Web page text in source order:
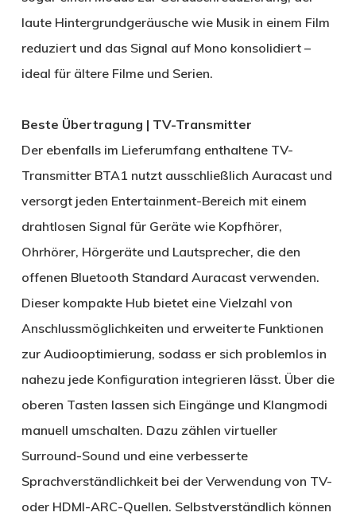
laute Hintergrundgeräusche wie Musik in einem Film
reduziert und das Signal auf Mono konsolidiert –
ideal für ältere Filme und Serien.
Beste Übertragung | TV-Transmitter
Der ebenfalls im Lieferumfang enthaltene TV-
Transmitter BTA1 nutzt ausschließlich Auracast und
versorgt jeden Entertainment-Bereich mit einem
drahtlosen Signal für Geräte wie Kopfhörer,
Ohrhörer, Hörgeräte und Lautsprecher, die den
offenen Bluetooth Standard Auracast verwenden.
Dieser kompakte Hub bietet eine Vielzahl von
Anschlussmöglichkeiten und erweiterte Funktionen
zur Audiooptimierung, sodass er sich problemlos in
nahezu jede Konfiguration integrieren lässt. Über die
oberen Tasten lassen sich Eingänge und Klangmodi
manuell umschalten. Dazu zählen virtueller
Surround-Sound und eine verbesserte
Sprachverständlichkeit bei der Verwendung von TV-
oder HDMI-ARC-Quellen. Selbstverständlich können